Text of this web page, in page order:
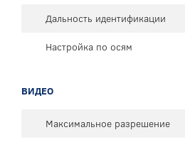
Дальность идентификации
Настройка по осям
ВИДЕО
Максимальное разрешение